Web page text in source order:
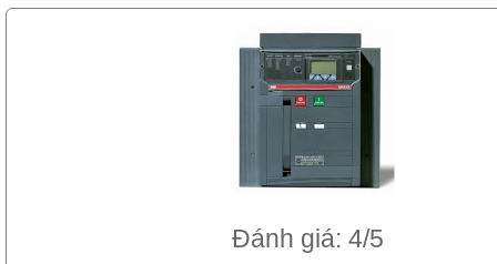
Đánh giá: 4/5